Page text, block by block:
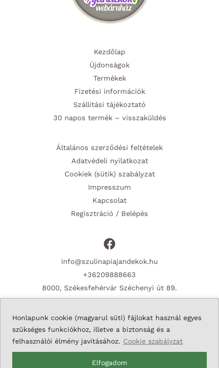
Honlapunk cookie (magyarul süti) fájlokat használ egyes
szükséges funkciókhoz, illetve a biztonság és a
felhasználói élmény javításához. Cookie szabályzat
Elfogadom
Kezdőlap
Újdonságok
Termékek
Fizetési információk
Szállítási tájékoztató
30 napos termék – visszaküldés
Általános szerződési feltételek
Adatvédeli nyilatkozat
Cookiek (sütik) szabályzat
Impresszum
Kapcsolat
Regisztráció / Belépés
info@szulinapiajandekok.hu
+36209888663
8000, Székesfehérvár Széchenyi út 89.